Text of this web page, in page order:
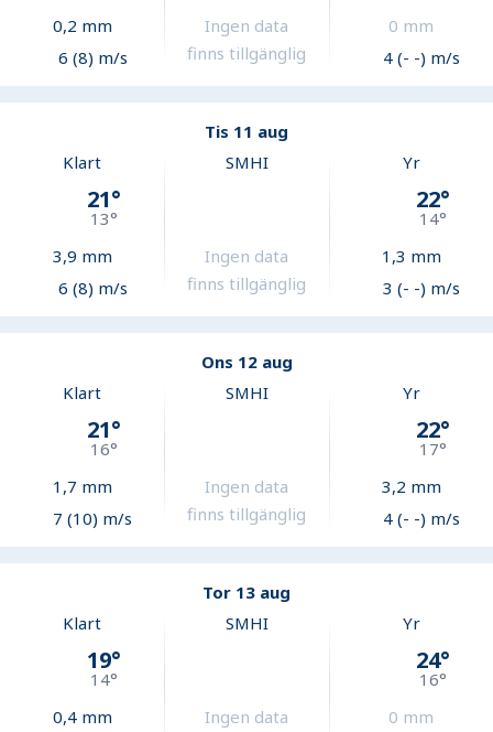
0,2 mm
6 (8) m/s
Ingen data
finns tillgänglig
0 mm
4 (- -) m/s
Tis 11 aug
Klart
21°
13°
3,9 mm
6 (8) m/s
SMHI
Ingen data
finns tillgänglig
Yr
22°
14°
1,3 mm
3 (- -) m/s
Ons 12 aug
Klart
21°
16°
1,7 mm
7 (10) m/s
SMHI
Ingen data
finns tillgänglig
Yr
22°
17°
3,2 mm
4 (- -) m/s
Tor 13 aug
Klart
19°
14°
0,4mm
SMHI
Ingen data
Yr
24°
16°
0 mm